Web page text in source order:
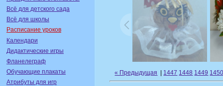
Всё для детского сада
Всё для школы
Расписание уроков
Календари
Дидактические игры
Фланелеграф
Обучающие плакаты
Атрибуты для игр
« Предыдущая 1447 1448 1449